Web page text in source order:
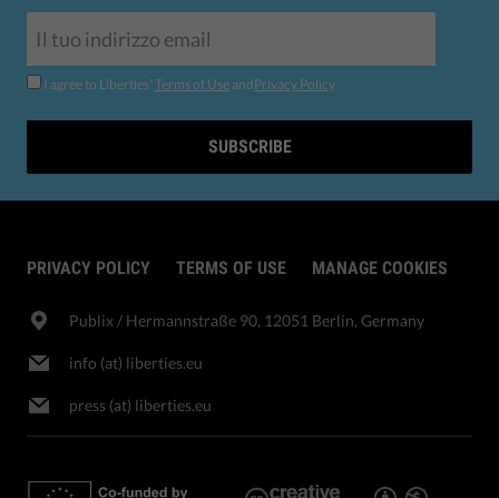
I agree to Liberties' Terms of Use andPrivacy Policy.
SUBSCRIBE
PRIVACY POLICY TERMS OF USE MANAGE COOKIES
Publix​ / Hermannstraße 90, 12051 Berlin, Germany
info (at) liberties.eu
press (at) liberties.eu